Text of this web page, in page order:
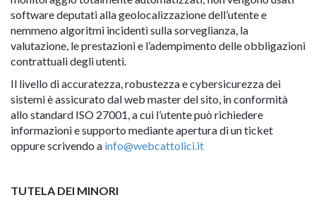
software deputati alla geolocalizzazione dell’utente e
nemmeno algoritmi incidenti sulla sorveglianza, la
valutazione, le prestazioni e l’adempimento delle obbligazioni
contrattuali degli utenti.
Il livello di accuratezza, robustezza e cybersicurezza dei
sistemi è assicurato dal web master del sito, in conformità
allo standard ISO 27001, a cui l’utente può richiedere
informazioni e supporto mediante apertura di un ticket
oppure scrivendo a info@webcattolici.it
TUTELA DEI MINORI